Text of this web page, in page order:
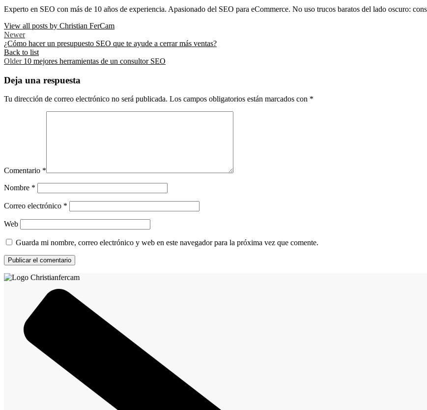
Experto en SEO con más de 10 años de experiencia. Apasionado del SEO para eCommerce. No uso trucos baratos del lado oscuro:
View all posts by Christian FerCam
Newer
¿Cómo hacer un presupuesto SEO que te ayude a cerrar más ventas?
Back to list
Older 10 mejores herramientas de un consultor SEO
Deja una respuesta
Tu dirección de correo electrónico no será publicada. Los campos obligatorios están marcados con *
Comentario *
Nombre *
Correo electrónico *
Web
Guarda mi nombre, correo electrónico y web en este navegador para la próxima vez que comente.